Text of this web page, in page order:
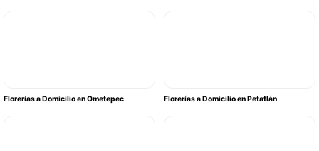
Florerías a Domicilio en Ometepec Florerías a Domicilio en Petatlán